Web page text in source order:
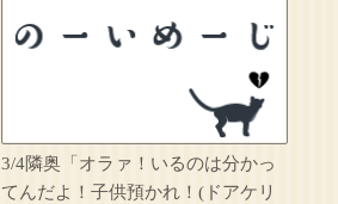
3/4隣奥「オラァ！いるのは分かっ
てんだよ！子供預かれ！(ドアケリ